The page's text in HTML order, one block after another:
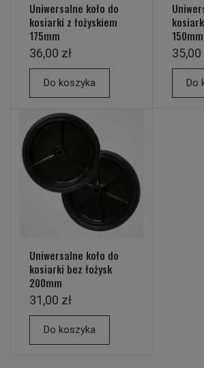
Uniwersalne koło do
kosiarki z łożyskiem
175mm
36,00 zł
Do koszyka
150mm
35,00
Do
Uniwersalne koło do
kosiarki bez łożysk
200mm
31,00 zł
Do koszyka